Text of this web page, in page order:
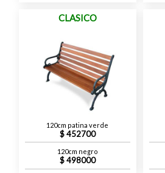
CLASICO
120cm patina verde
452700
120cm negro
498000